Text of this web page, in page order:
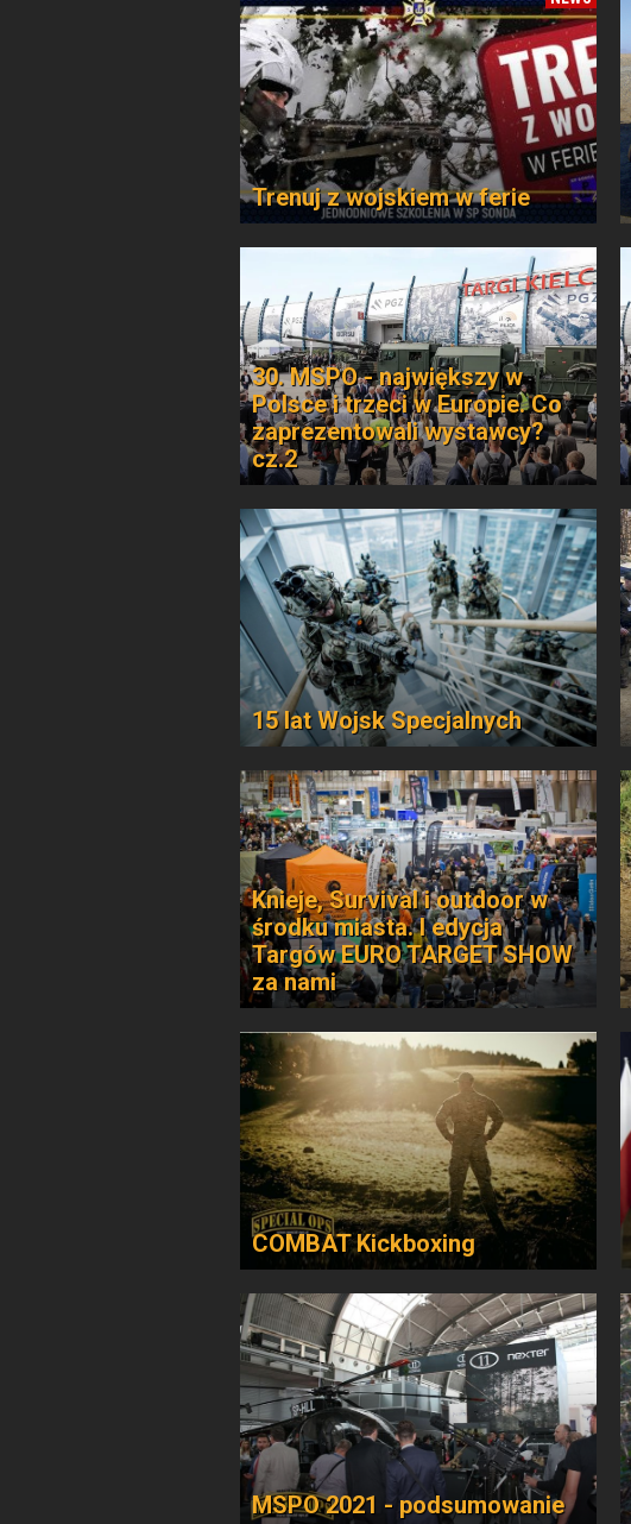
Trenuj z wojskiem w ferie
30. MSPO - największy w
Polsce i trzeci w Europie. Co
zaprezentowali wystawcy?
cz.2
15 lat Wojsk Specjalnych
Knieje, Survival i outdoor w
środku miasta. I edycja
Targów EURO TARGET SHOW
za nami
COMBAT Kickboxing
MSPO 2021 - podsumowanie